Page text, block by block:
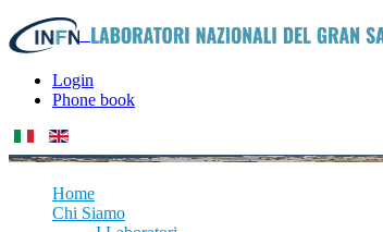
Login
Phone book
Home
Chi Siamo